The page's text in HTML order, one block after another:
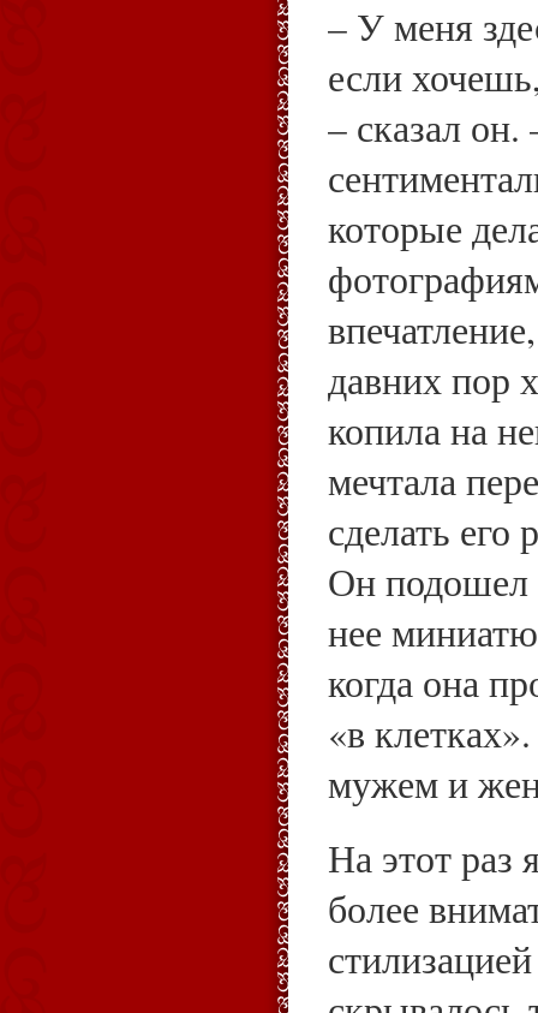
– У меня
если
– сказал
которые
давних пор
копила на
мечтала
сделать его
Он подошел
нее
когда она
«в
мужем и
На этот раз
более